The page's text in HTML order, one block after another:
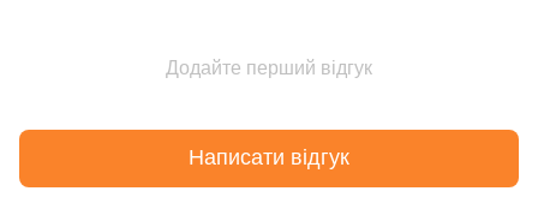
Додайте перший відгук
Написати відгук